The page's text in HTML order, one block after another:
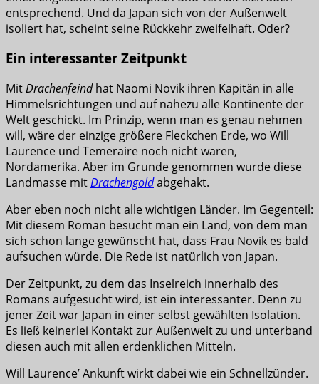
entsprechend. Und da Japan sich von der Außenwelt
isoliert hat, scheint seine Rückkehr zweifelhaft. Oder?
Ein interessanter Zeitpunkt
MitDrachenfeindhat Naomi Novik ihren Kapitän in alle
Himmelsrichtungen und auf nahezu alle Kontinente der
Welt geschickt. Im Prinzip, wenn man es genau nehmen
will, wäre der einzige größere Fleckchen Erde, wo Will
Laurence und Temeraire noch nicht waren,
Nordamerika. Aber im Grunde genommen wurde diese
Landmasse mitDrachengoldabgehakt.
Aber eben noch nicht alle wichtigen Länder. Im Gegenteil:
Mit diesem Roman besucht man ein Land, von dem man
sich schon lange gewünscht hat, dass Frau Novik es bald
aufsuchen würde. Die Rede ist natürlich von Japan.
Der Zeitpunkt, zu dem das Inselreich innerhalb des
Romans aufgesucht wird, ist ein interessanter. Denn zu
jener Zeit war Japan in einer selbst gewählten Isolation.
Es ließ keinerlei Kontakt zur Außenwelt zu und unterband
diesen auch mit allen erdenklichen Mitteln.
Will Laurence’ Ankunft wirkt dabei wie ein Schnellzünder.